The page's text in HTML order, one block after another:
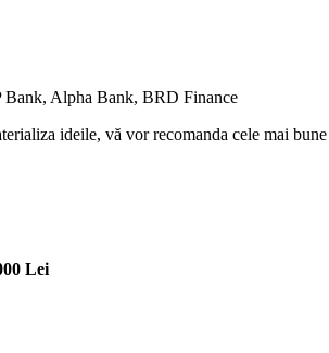
ideile, vă vor recomanda cele mai
Lei